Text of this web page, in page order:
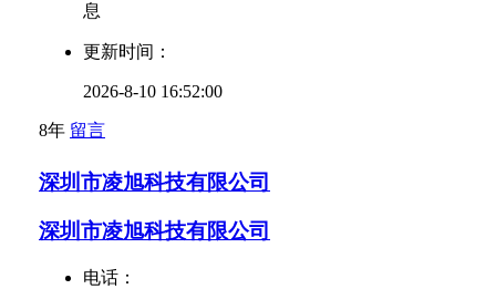
息
更新时间：
2026-8-10 16:52:00
8年 留言
深圳市凌旭科技有限公司
深圳市凌旭科技有限公司
电话：